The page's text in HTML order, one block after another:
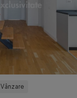
Vânzare